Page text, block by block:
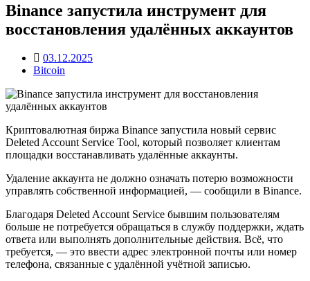
Binance запустила инструмент для
восстановления удалённых аккаунтов
03.12.2025
Bitcoin
Криптовалютная биржа Binance запустила новый сервис
Deleted Account Service Tool, который позволяет клиентам
площадки восстанавливать удалённые аккаунты.
Удаление аккаунта не должно означать потерю возможности
управлять собственной информацией, — сообщили в Binance.
Благодаря Deleted Account Service бывшим пользователям
больше не потребуется обращаться в службу поддержки, ждать
ответа или выполнять дополнительные действия. Всё, что
требуется, — это ввести адрес электронной почты или номер
телефона, связанные с удалённой учётной записью.